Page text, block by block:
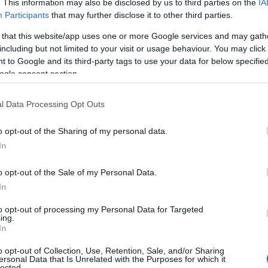
This information may also be disclosed by us to third parties on the
Participants that may further disclose it to other third parties.
that this website/app uses one or more Google services and may
but not limited to your visit or usage behaviour. You may
to Google and its third-party tags to use your data for below
consent section.
Data Processing Opt Outs
opt-out of the Sharing of my personal data.
opt-out of the Sale of my Personal Data.
opt-out of processing my Personal Data for Targeted
opt-out of Collection, Use, Retention, Sale, and/or Sharing
Data that Is Unrelated with the Purposes for which it
σχεδιασμό για τη συγκεκριμένη ενίσχυση.
απορρίπτονται τα σενάρια που έκαναν λόγο
κριτήρια, καθώς, όπως διευκρινίζεται, δεν
στρέφει το βάρος της σε μέτρα που έχουν
σε φάση υλοποίησης. Οι παρεμβάσεις αυτές
της οικονομίας.
οι αυξήσεις που καταγράφηκαν τον Φεβρουάριο για
των μειώσεων στις φορολογικές κλίμακες.
της ενεργειακής κρίσης